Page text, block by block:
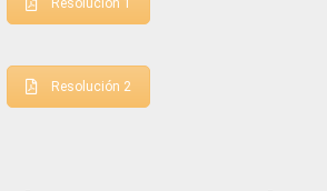
Resolución 1
Resolución 2